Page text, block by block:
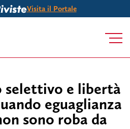
Visita il Portale
selettivo e libertà
eguaglianza
sono roba da